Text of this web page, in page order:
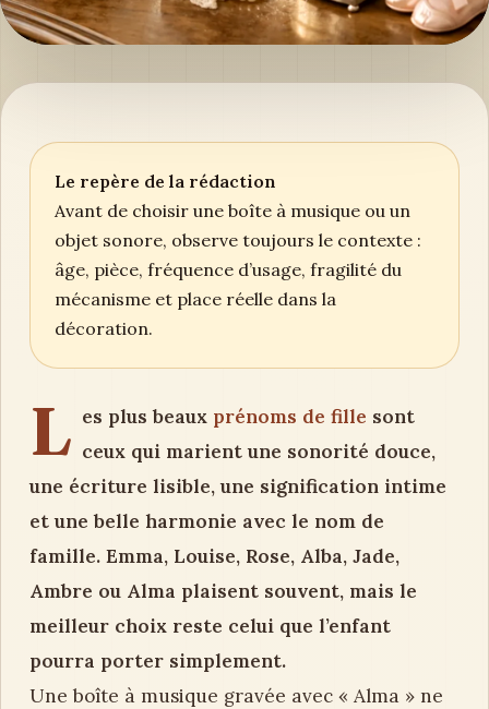
Le repère de la rédaction
Avant de choisir une boîte à musique ou un
objet sonore, observe toujours le contexte :
âge, pièce, fréquence d’usage, fragilité du
mécanisme et place réelle dans la
décoration.
L es plus beaux prénoms de fille sont
ceux qui marient une sonorité douce,
une écriture lisible, une signification intime
et une belle harmonie avec le nom de
famille. Emma, Louise, Rose, Alba, Jade,
Ambre ou Alma plaisent souvent, mais le
meilleur choix reste celui que l’enfant
pourra porter simplement.
Une boîte à musique gravée avec « Alma » ne